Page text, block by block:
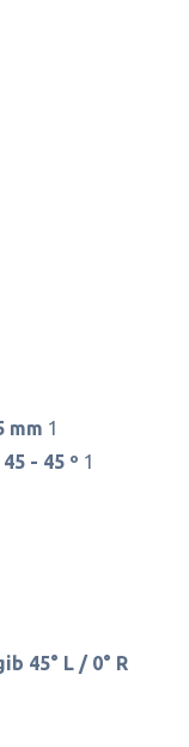
mm 1
- 45 º 1
45° L / 0° R